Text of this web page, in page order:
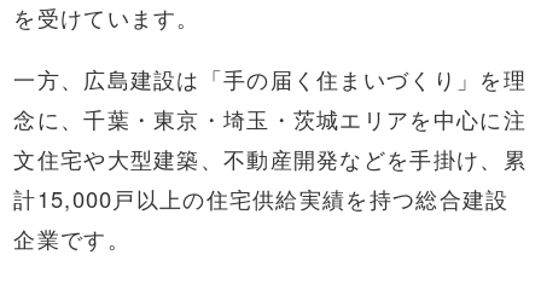
を受けています。
一方、広島建設は「手の届く住まいづくり」を理
念に、千葉・東京・埼玉・茨城エリアを中心に注
文住宅や大型建築、不動産開発などを手掛け、累
計15,000戸以上の住宅供給実績を持つ総合建設
企業です。